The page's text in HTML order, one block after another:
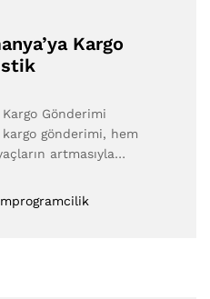
Kargo
Kargo Gönderimi
kargo gönderimi, hem
artmasıyla…